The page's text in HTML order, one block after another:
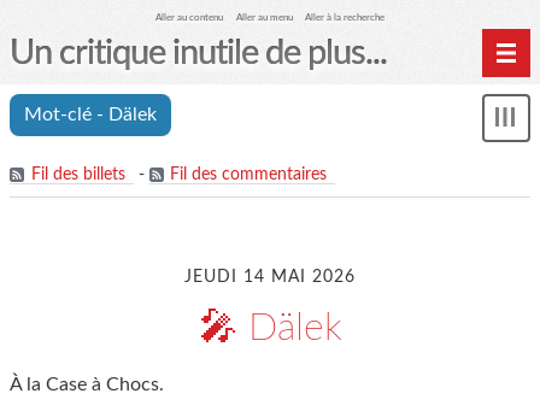
Aller au contenu Aller au menu Aller à la recherche
Un critique inutile de plus...
Mot-clé - Dälek
Fil des billets - Fil des commentaires
JEUDI 14 MAI 2026
🎤 Dälek
À la Case à Chocs.